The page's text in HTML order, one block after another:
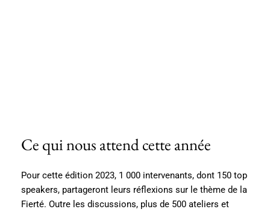
Ce qui nous attend cette année
Pour cette édition 2023, 1 000 intervenants, dont 150 top
speakers, partageront leurs réflexions sur le thème de la
Fierté. Outre les discussions, plus de 500 ateliers et